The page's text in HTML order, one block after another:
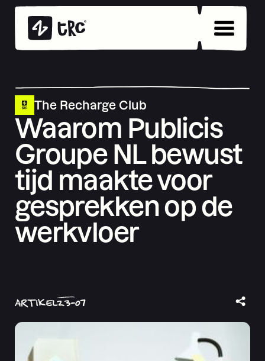
The Recharge Club
Waarom Publicis
Groupe NL bewust
tijd maakte voor
gesprekken op de
werkvloer
ARTIKEL23-07